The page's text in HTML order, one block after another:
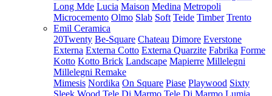
Long Mde Lucia Maison Medina Metropoli
Microcemento Olmo Slab Soft Teide Timber Trento
Emil Ceramica
20Twenty Be-Square Chateau Dimore Everstone
Externa Externa Cotto Externa Quarzite Fabrika Forme
Kotto Kotto Brick Landscape Mapierre Millelegni
Millelegni Remake
Mimesis Nordika On Square Piase Playwood Sixty